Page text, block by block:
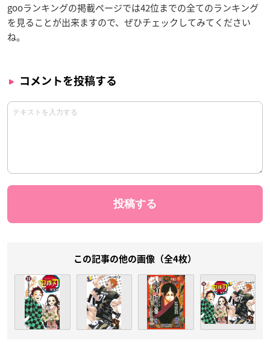
gooランキングの掲載ページでは42位までの全てのランキング
を見ることが出来ますので、ぜひチェックしてみてください
ね。
コメントを投稿する
この記事の他の画像（全4枚）